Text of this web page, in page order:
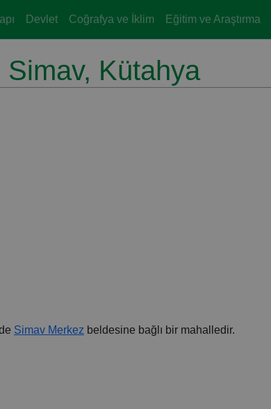
Devlet Coğrafya ve İklim Eğitim ve Araştırma
Kütahya
Simav Merkez beldesine bağlı bir mahalledir.